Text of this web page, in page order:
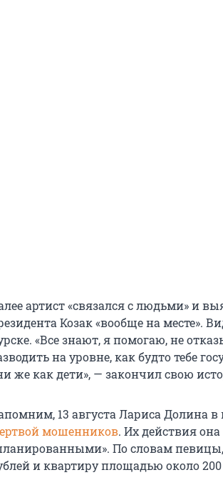
артист «связался с людьми» и
Козак «вообще на месте».
«Все знают, я помогаю, не
на уровне, как будто тебе
же как дети», — закончил свою
13 августа Лариса Долина
мошенников. Их действия
По словам
и квартиру площадью около